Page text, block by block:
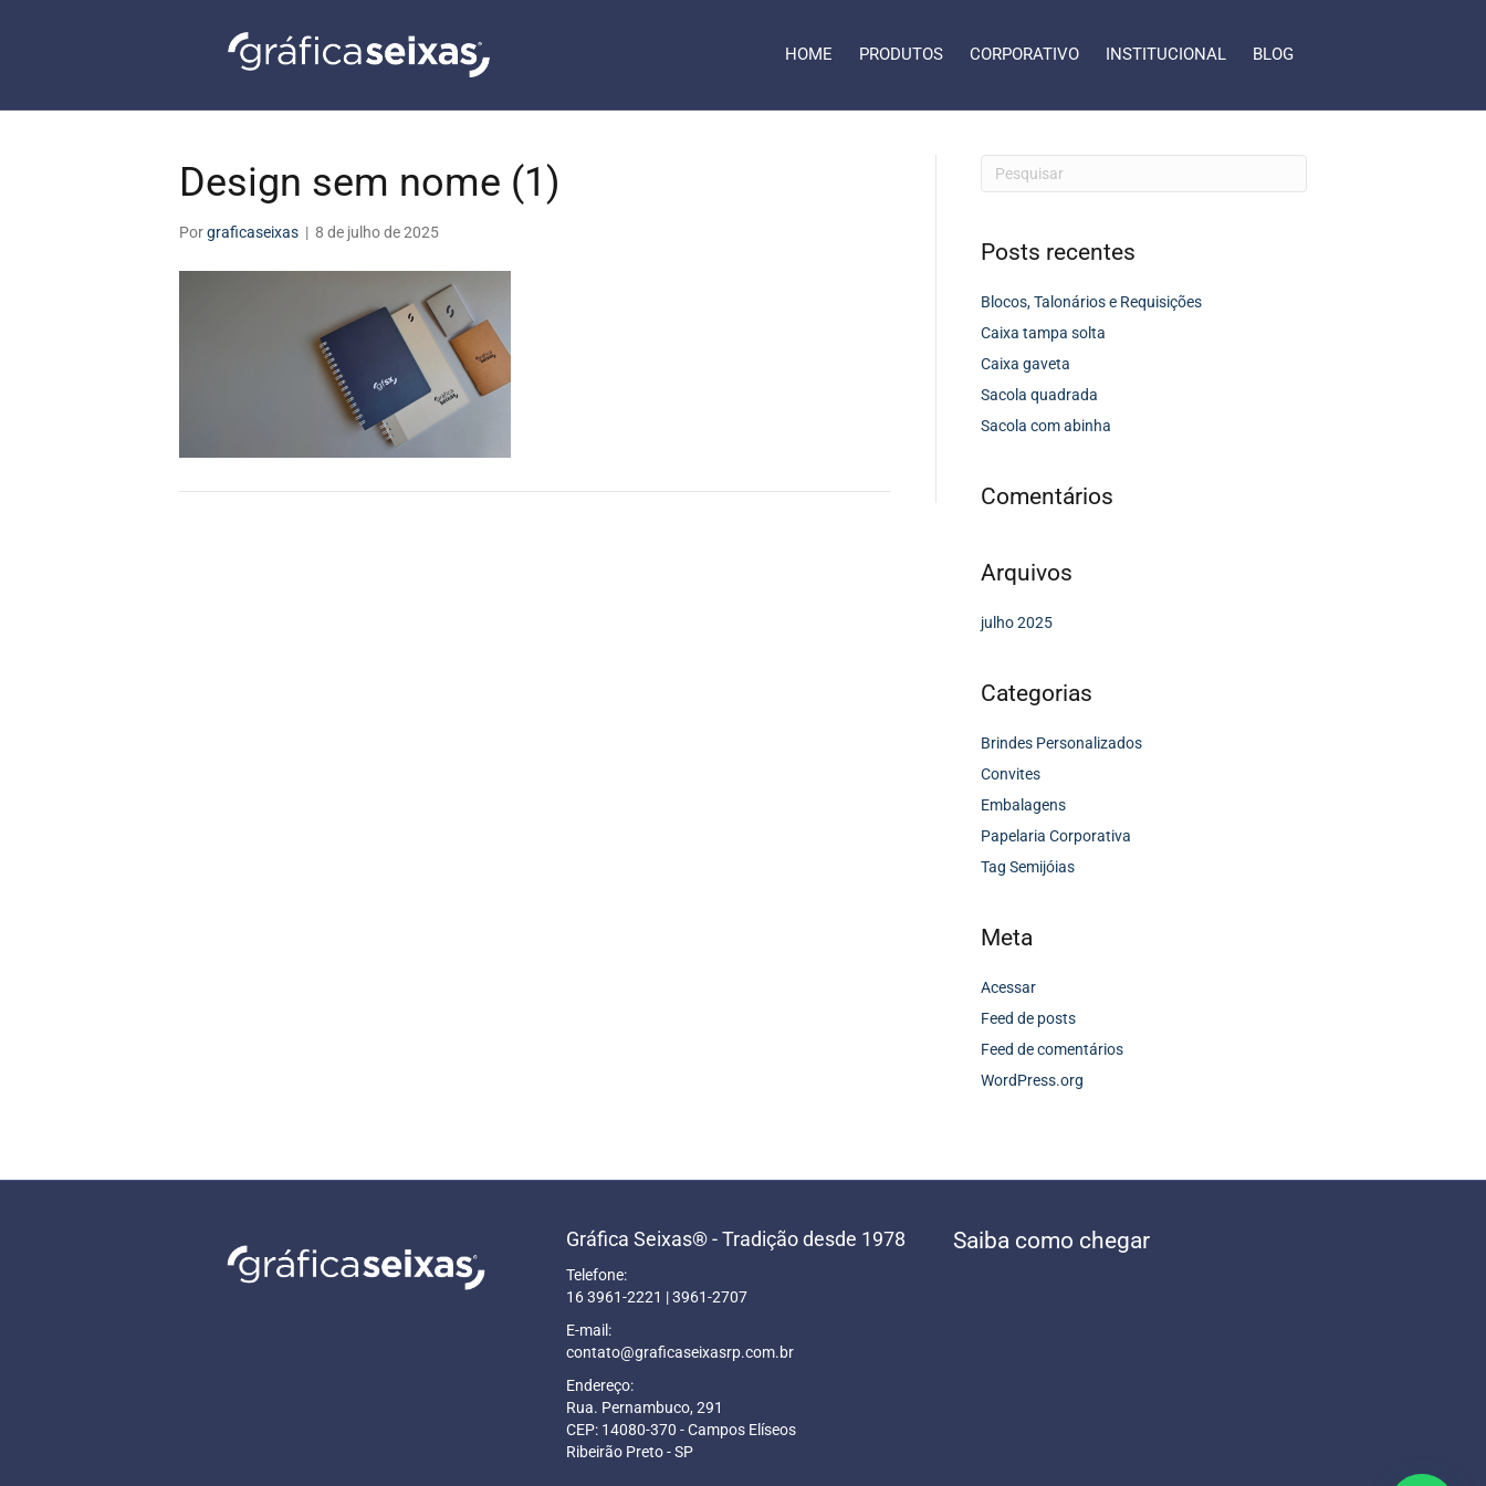
HOME PRODUTOS CORPORATIVO INSTITUCIONAL BLOG
Design sem nome (1)
Porgraficaseixas | 8 de julho de 2025
Posts recentes
Blocos, Talonários e Requisições
Caixa tampa solta
Caixa gaveta
Sacola quadrada
Sacola com abinha
Comentários
Arquivos
julho 2025
Categorias
Brindes Personalizados
Convites
Embalagens
Papelaria Corporativa
Tag Semijóias
Meta
Acessar
Feed de posts
Feed de comentários
WordPress.org
Gráfica Seixas® - Tradição desde 1978
Telefone:
16 3961-2221 | 3961-2707
E-mail:
contato@graficaseixasrp.com.br
Endereço:
Rua. Pernambuco, 291
CEP: 14080-370 - Campos Elíseos
Ribeirão Preto - SP
Saiba como chegar